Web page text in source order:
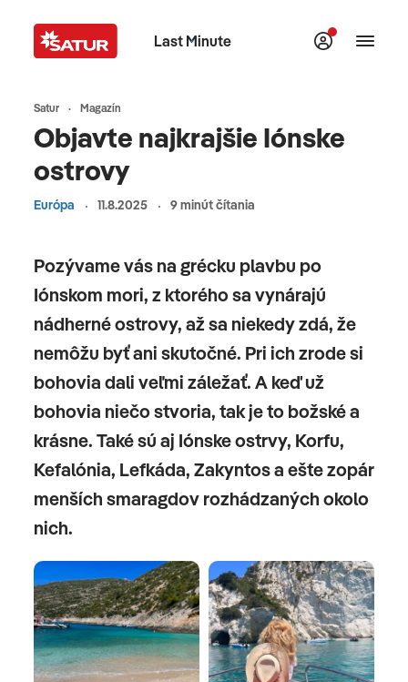
Last Minute
Satur Magazín
Objavte najkrajšie Iónske
ostrovy
Európa 11.8.2025 9 minút čítania
Pozývame vás na grécku plavbu po
Iónskom mori, z ktorého sa vynárajú
nádherné ostrovy, až sa niekedy zdá, že
nemôžu byť ani skutočné. Pri ich zrode si
bohovia dali veľmi záležať. A keď už
bohovia niečo stvoria, tak je to božské a
krásne. Také sú aj Iónske ostrvy, Korfu,
Kefalónia, Lefkáda, Zakyntos a ešte zopár
menších smaragdov rozhádzaných okolo
nich.